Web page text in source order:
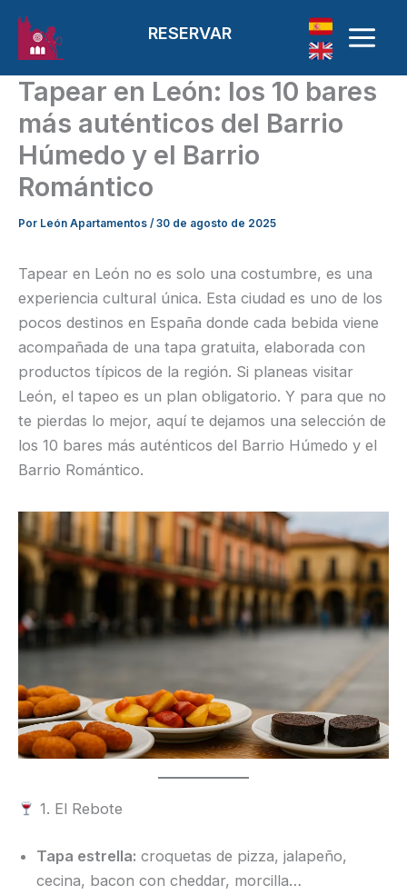
Ir al contenido
RESERVAR
Tapear en León: los 10 bares
más auténticos del Barrio
Húmedo y el Barrio
Romántico
Por León Apartamentos /30 de agosto de 2025
Tapear en León no es solo una costumbre, es una
experiencia cultural única. Esta ciudad es uno de los
pocos destinos en España donde cada bebida viene
acompañada de una tapa gratuita, elaborada con
productos típicos de la región. Si planeas visitar
León, el tapeo es un plan obligatorio. Y para que no
te pierdas lo mejor, aquí te dejamos una selección de
los 10 bares más auténticos del Barrio Húmedo y el
Barrio Romántico.
1. El Rebote
Tapa estrella: croquetas de pizza, jalapeño,
cecina, bacon con cheddar, morcilla…